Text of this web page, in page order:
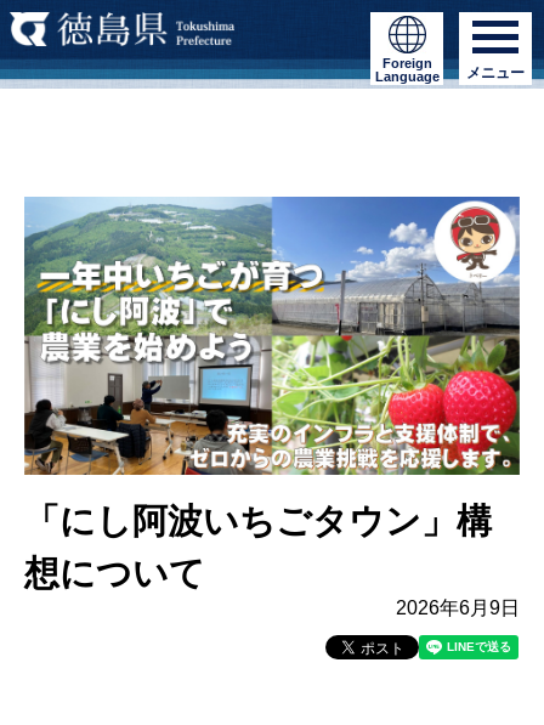
Foreign
Language
メニュー
「にし阿波いちごタウン」構
想について
2026年6月9日